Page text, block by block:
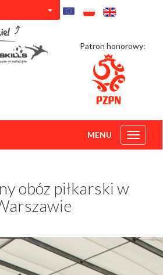
Patron honorowy:
Toggle
MENU
obóz piłkarski w